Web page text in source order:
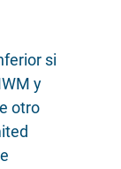
si
y
otro